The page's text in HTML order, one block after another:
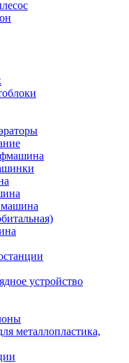
устройство
металлопластика,